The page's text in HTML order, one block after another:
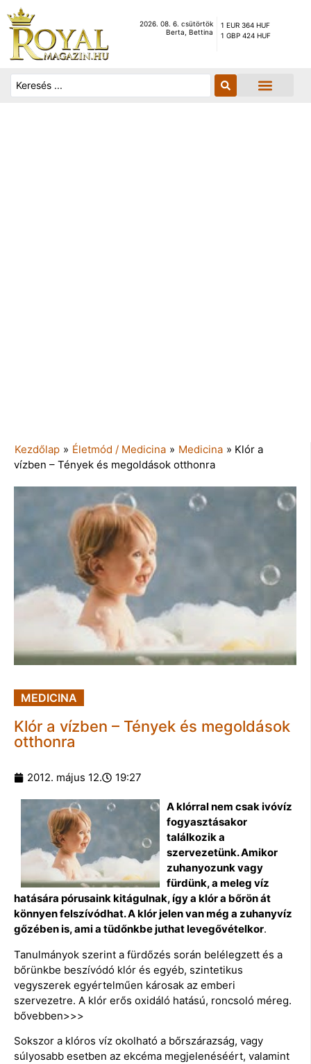
2026. 08. 6. csütörtök
Berta, Bettina
1 EUR 364 HUF
1 GBP 424 HUF
Kezdőlap » Életmód / Medicina » Medicina » Klór a
vízben – Tények és megoldások otthonra
MEDICINA
Klór a vízben – Tények és megoldások
otthonra
2012. május 12. 19:27
A klórral nem csak ivóvíz
fogyasztásakor
találkozik a
szervezetünk. Amikor
zuhanyozunk vagy
fürdünk, a meleg víz
hatására pórusaink kitágulnak, így a klór a bőrön át
könnyen felszívódhat. A klór jelen van még a zuhanyvíz
gőzében is, ami a tüdőnkbe juthat levegővételkor.
Tanulmányok szerint a fürdőzés során belélegzett és a
bőrünkbe beszívódó klór és egyéb, szintetikus
vegyszerek egyértelműen károsak az emberi
szervezetre. A klór erős oxidáló hatású, roncsoló méreg.
bővebben>>>
Sokszor a klóros víz okolható a bőrszárazság, vagy
súlyosabb esetben az ekcéma megjelenéséért, valamint